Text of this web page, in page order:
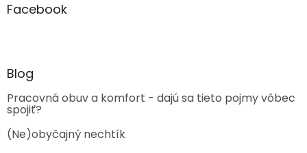
Facebook
Blog
Pracovná obuv a komfort - dajú sa tieto pojmy vôbec
spojiť?
(Ne)obyčajný nechtík